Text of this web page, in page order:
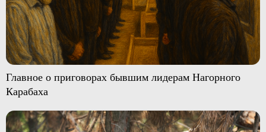
Главное о приговорах бывшим лидерам Нагорного
Карабаха